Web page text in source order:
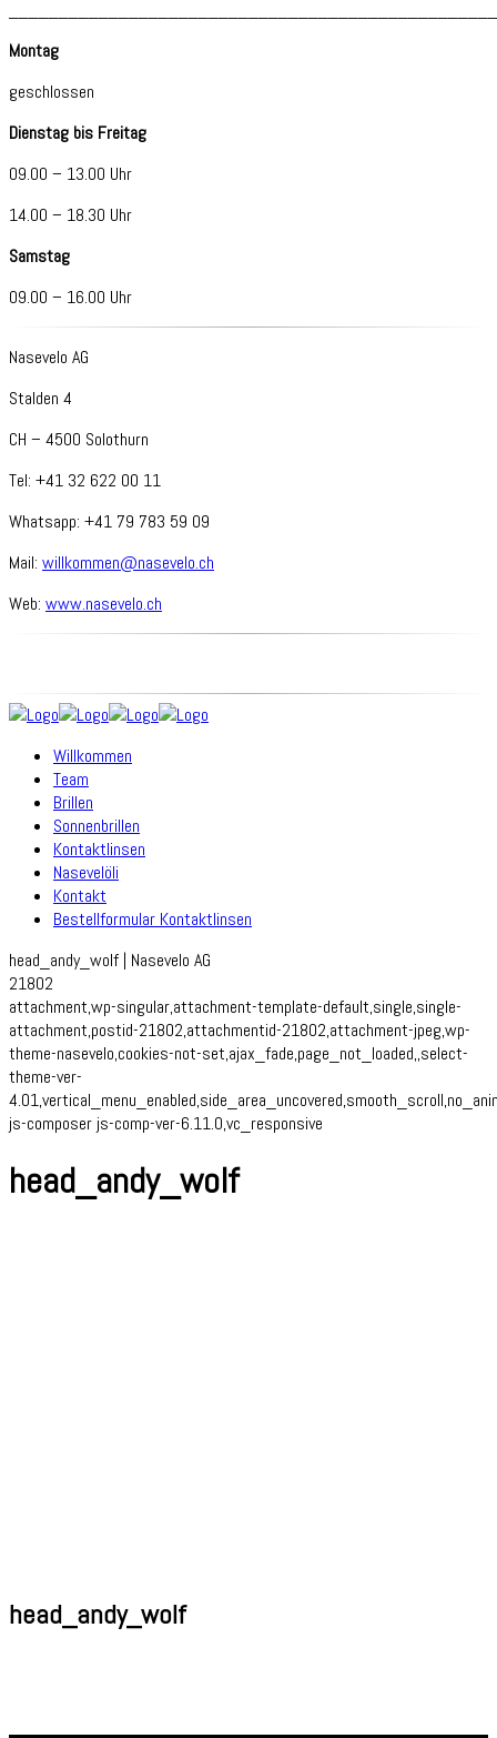
Montag
geschlossen
Dienstag bis Freitag
09.00 – 13.00 Uhr
14.00 – 18.30 Uhr
Samstag
09.00 – 16.00 Uhr
Nasevelo AG
Stalden 4
CH – 4500 Solothurn
Tel: +41 32 622 00 11
Whatsapp: +41 79 783 59 09
Mail: willkommen@nasevelo.ch
Web: www.nasevelo.ch
Willkommen
Team
Brillen
Sonnenbrillen
Kontaktlinsen
Nasevelöli
Kontakt
Bestellformular Kontaktlinsen
head_andy_wolf | Nasevelo AG
21802
attachment,wp-singular,attachment-template-default,single,single-
attachment,postid-21802,attachmentid-21802,attachment-jpeg,wp-
theme-nasevelo,cookies-not-set,ajax_fade,page_not_loaded,,select-
theme-ver-
js-composer js-comp-ver-6.11.0,vc_responsive
head_andy_wolf
head_andy_wolf